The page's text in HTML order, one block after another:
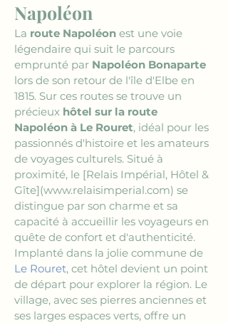
Napoléon
La route Napoléon est une voie
légendaire qui suit le parcours
emprunté par Napoléon Bonaparte
lors de son retour de l'île d'Elbe en
1815. Sur ces routes se trouve un
précieux hôtel sur la route
Napoléon à Le Rouret, idéal pour les
passionnés d'histoire et les amateurs
de voyages culturels. Situé à
proximité, le [Relais Impérial, Hôtel &
Gîte](www.relaisimperial.com) se
distingue par son charme et sa
capacité à accueillir les voyageurs en
quête de confort et d'authenticité.
Implanté dans la jolie commune de
Le Rouret, cet hôtel devient un point
de départ pour explorer la région. Le
village, avec ses pierres anciennes et
ses larges espaces verts, offre un